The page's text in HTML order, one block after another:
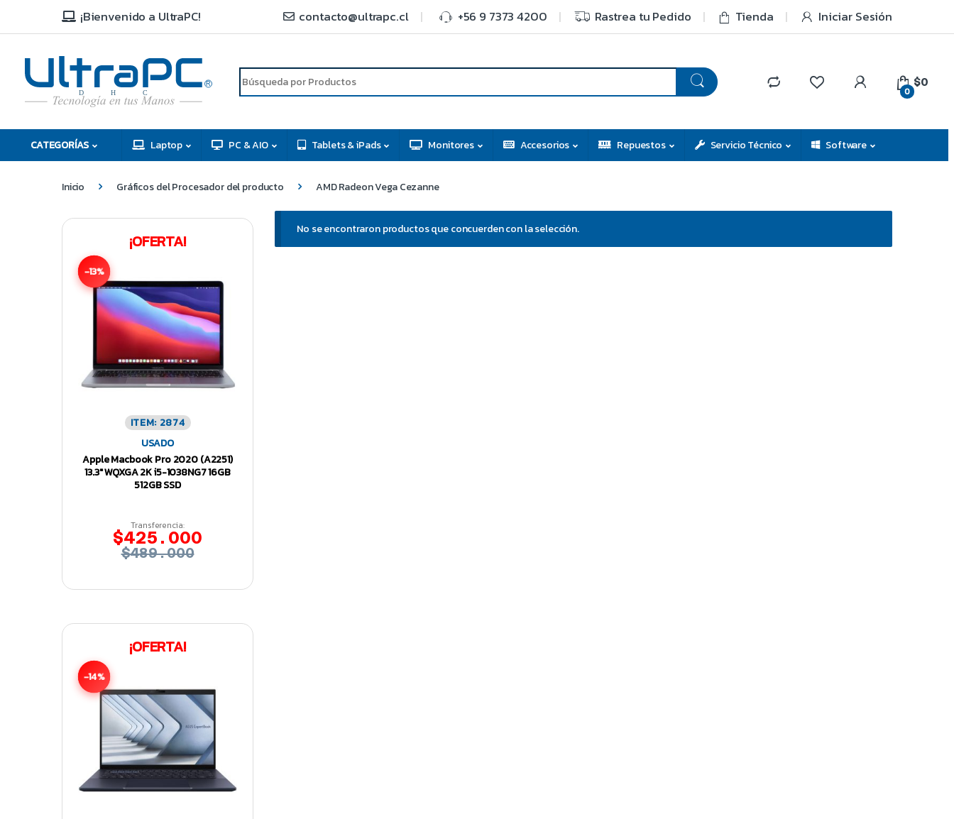
¡Bienvenido a UltraPC! contacto@ultrapc.cl +56 9 7373 4200 Rastrea tu Pedido Tienda Iniciar Sesión
C
H
D
R
0
$0
CATEGORÍAS Laptop PC & AIO Tablets & iPads Monitores Accesorios Repuestos Servicio Técnico Software
Inicio Gráficos del Procesador del producto AMD Radeon Vega Cezanne
No se encontraron productos que concuerden con la selección.
¡OFERTA!
-13%
ITEM: 2874
USADO
Apple Macbook Pro 2020 (A2251)
13.3″ WQXGA 2K i5-1038NG7 16GB
512GB SSD
Transferencia:
$425.000
$489.000
¡OFERTA!
-14%